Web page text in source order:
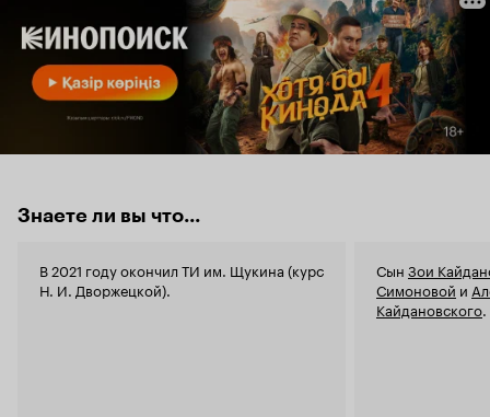
Знаете ли вы что...
В 2021 году окончил ТИ им. Щукина (курс
Н. И. Дворжецкой).
Сын Зои
Симоновой и
Кайдановского.